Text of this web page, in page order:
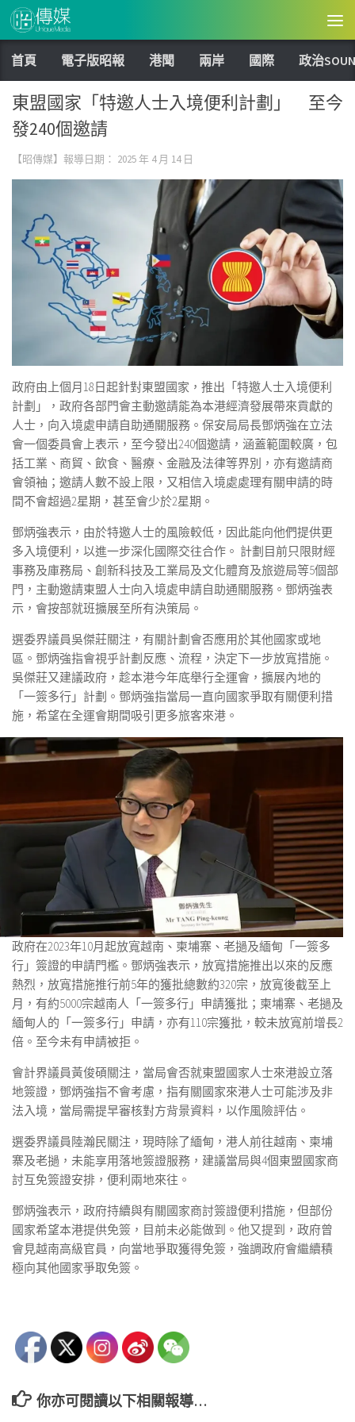
Skip to content
首頁 電子版昭報 港聞 兩岸 國際 政治
東盟國家「特邀人士入境便利計劃」 至今
發240個邀請
【昭傳媒】報導日期： 2025 年 4 月 14 日
政府由上個月18日起針對東盟國家，推出「特邀人士入境便利
計劃」，政府各部門會主動邀請能為本港經濟發展帶來貢獻的
人士，向入境處申請自助通關服務。保安局局長鄧炳強在立法
會一個委員會上表示，至今發出240個邀請，涵蓋範圍較廣，包
括工業、商貿、飲食、醫療、金融及法律等界別，亦有邀請商
會領袖；邀請人數不設上限，又相信入境處處理有關申請的時
間不會超過2星期，甚至會少於2星期。
鄧炳強表示，由於特邀人士的風險較低，因此能向他們提供更
多入境便利，以進一步深化國際交往合作。 計劃目前只限財經
事務及庫務局、創新科技及工業局及文化體育及旅遊局等5個部
門，主動邀請東盟人士向入境處申請自助通關服務。鄧炳強表
示，會按部就班擴展至所有決策局。
選委界議員吳傑莊關注，有關計劃會否應用於其他國家或地
區。鄧炳強指會視乎計劃反應、流程，決定下一步放寬措施。
吳傑莊又建議政府，趁本港今年底舉行全運會，擴展內地的
「一簽多行」計劃。鄧炳強指當局一直向國家爭取有關便利措
施，希望在全運會期間吸引更多旅客來港。
政府在2023年10月起放寬越南、柬埔寨、老撾及緬甸「一簽多
行」簽證的申請門檻。鄧炳強表示，放寬措施推出以來的反應
熱烈，放寬措施推行前5年的獲批總數約320宗，放寬後截至上
月，有約5000宗越南人「一簽多行」申請獲批；柬埔寨、老撾及
緬甸人的「一簽多行」申請，亦有110宗獲批，較未放寬前增長2
倍。至今未有申請被拒。
會計界議員黃俊碩關注，當局會否就東盟國家人士來港設立落
地簽證，鄧炳強指不會考慮，指有關國家來港人士可能涉及非
法入境，當局需提早審核對方背景資料，以作風險評估。
選委界議員陸瀚民關注，現時除了緬甸，港人前往越南、柬埔
寨及老撾，未能享用落地簽證服務，建議當局與4個東盟國家商
討互免簽證安排，便利兩地來往。
鄧炳強表示，政府持續與有關國家商討簽證便利措施，但部份
國家希望本港提供免簽，目前未必能做到。他又提到，政府曾
會見越南高級官員，向當地爭取獲得免簽，強調政府會繼續積
極向其他國家爭取免簽。
你亦可閱讀以下相關報導…